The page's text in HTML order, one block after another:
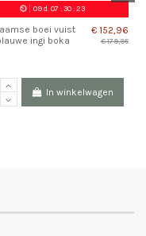
09d.07 :30:23
boei vuist
ingi boka
€ 152,96
€ 179,95
In winkelwagen